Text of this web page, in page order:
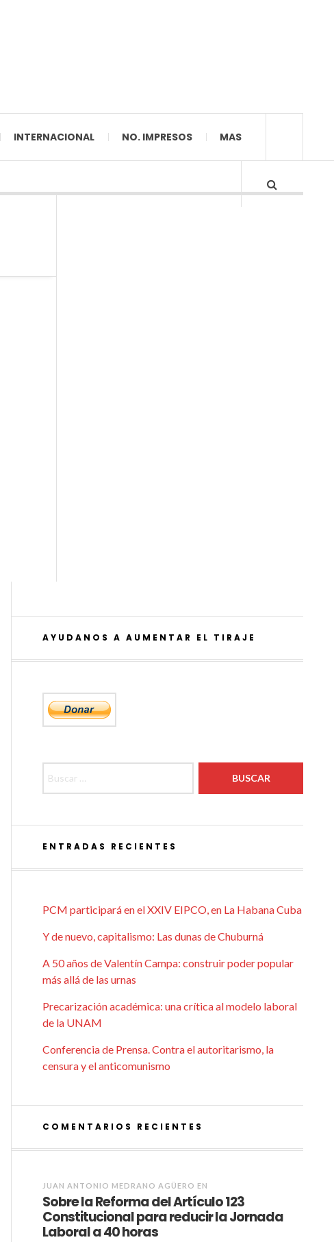
INTERNACIONAL NO. IMPRESOS MAS
AYUDANOS A AUMENTAR EL TIRAJE
ENTRADAS RECIENTES
PCM participará en el XXIV EIPCO, en La Habana Cuba
Y de nuevo, capitalismo: Las dunas de Chuburná
A 50 años de Valentín Campa: construir poder popular
más allá de las urnas
Precarización académica: una crítica al modelo laboral
de la UNAM
Conferencia de Prensa. Contra el autoritarismo, la
censura y el anticomunismo
COMENTARIOS RECIENTES
JUAN ANTONIO MEDRANO AGÜERO EN
Sobre la Reforma del Artículo 123
Constitucional para reducir la Jornada
Laboral a 40 horas